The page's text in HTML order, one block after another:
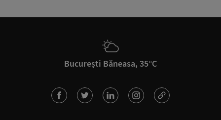
București Băneasa, 35°C